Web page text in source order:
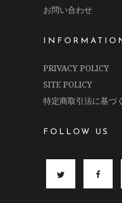
お問い合わせ
PRIVACY POLICY
SITE POLICY
特定商取引法に基づ
FOLLOW US